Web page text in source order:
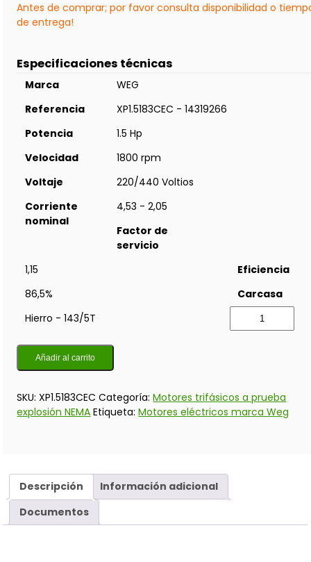
Antes de comprar; por favor consulta disponibilidad o
de entrega!
Especificaciones técnicas
Marca
WEG
Referencia
XP1.5183CEC - 14319266
Potencia
1.5 Hp
Velocidad
1800 rpm
Voltaje
220/440 Voltios
Corriente
nominal
4,53 - 2,05
Factor de
servicio
1,15
Eficiencia
86,5%
Carcasa
Hierro - 143/5T
Añadir al carrito
SKU:XP1.5183CEC Categoría:Motores trifásicos a prueba
explosión NEMA Etiqueta:Motores eléctricos marca Weg
Descripción
Información adicional
Documentos